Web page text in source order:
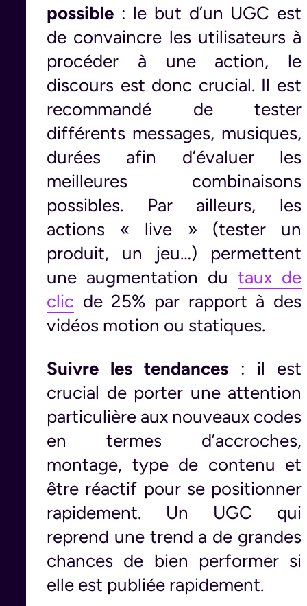
possible : le but d’un UGC est
de convaincre les utilisateurs à
procéder à une action, le
discours est donc crucial. Il est
recommandé de tester
différents messages, musiques,
durées afin d’évaluer les
meilleures combinaisons
possibles. Par ailleurs, les
actions « live » (tester un
produit, un jeu…) permettent
une augmentation du taux de
clic de 25% par rapport à des
vidéos motion ou statiques.
Suivre les tendances : il est
crucial de porter une attention
particulière aux nouveaux codes
en termes d’accroches,
montage, type de contenu et
être réactif pour se positionner
rapidement. Un UGC qui
reprend une trend a de grandes
chances de bien performer si
elle est publiée rapidement.